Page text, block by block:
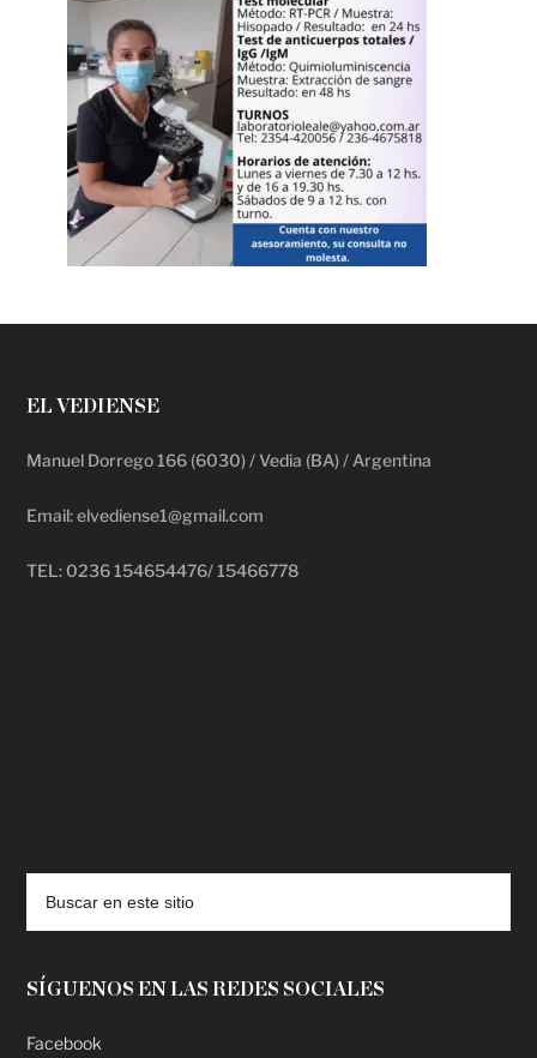
EL VEDIENSE
Manuel Dorrego 166 (6030) / Vedia (BA) / Argentina
Email: elvediense1@gmail.com
TEL: 0236 154654476/ 15466778
SÍGUENOS EN LAS REDES SOCIALES
Facebook